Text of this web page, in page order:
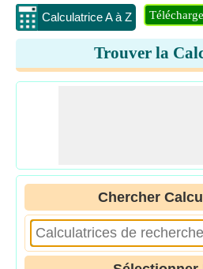
Calculatrice A à Z
Trouver la
Chercher